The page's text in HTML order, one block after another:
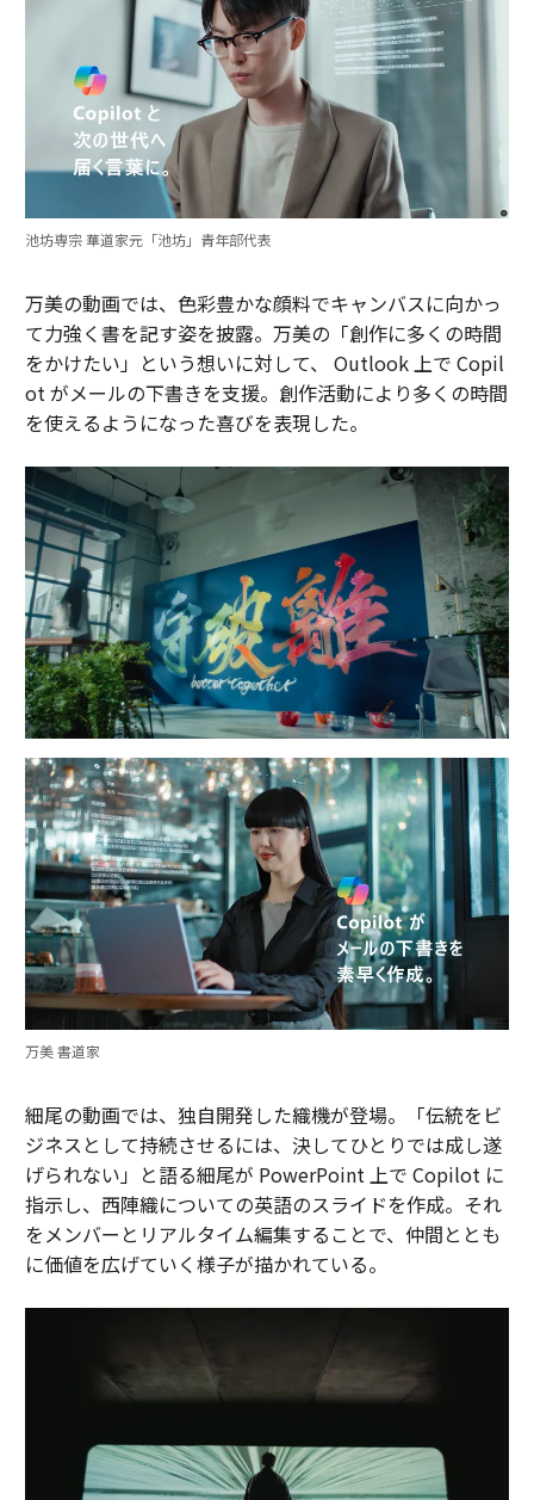
池坊専宗 華道家元「池坊」青年部代表
万美の動画では、色彩豊かな顔料でキャンバスに向かっ
て力強く書を記す姿を披露。万美の「創作に多くの時間
をかけたい」という想いに対して、 Outlook 上で Copil
ot がメールの下書きを支援。創作活動により多くの時間
を使えるようになった喜びを表現した。
万美 書道家
細尾の動画では、独自開発した織機が登場。「伝統をビ
ジネスとして持続させるには、決してひとりでは成し遂
げられない」と語る細尾が PowerPoint 上で Copilot に
指示し、西陣織についての英語のスライドを作成。それ
をメンバーとリアルタイム編集することで、仲間ととも
に価値を広げていく様子が描かれている。